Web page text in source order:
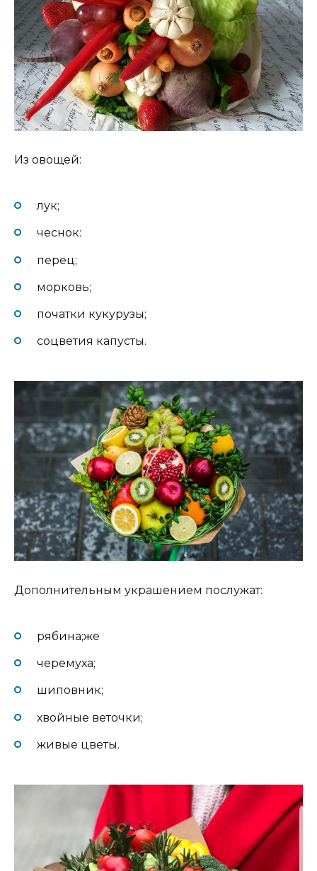
Из овощей:
лук;
чеснок:
перец;
морковь;
початки кукурузы;
соцветия капусты.
Дополнительным украшением послужат:
рябина;же
черемуха;
шиповник;
хвойные веточки;
живые цветы.